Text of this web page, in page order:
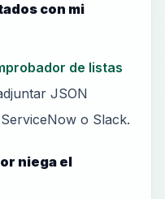
con mi
de listas
JSON
o Slack.
niega el